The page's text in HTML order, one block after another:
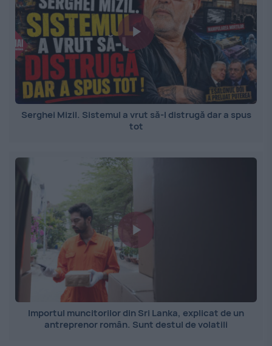
Serghei Mizil. Sistemul a vrut să-l distrugă dar a spus
tot
Importul muncitorilor din Sri Lanka, explicat de un
antreprenor român. Sunt destul de volatili